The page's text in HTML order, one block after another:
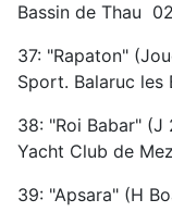
Bassin de Thau
37: "Rapaton"
Sport. Balaruc
38: "Roi Babar" (J
Yacht Club de
39: "Apsara" (H